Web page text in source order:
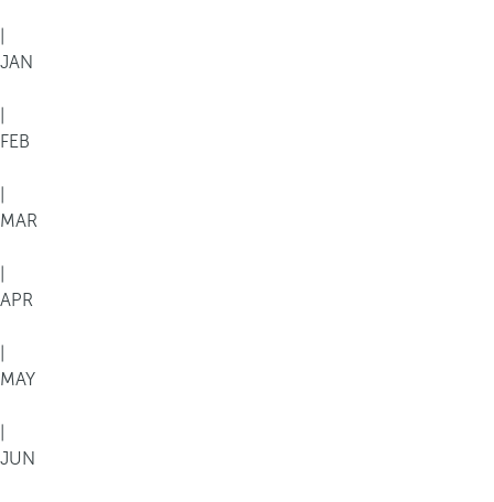
JAN
FEB
MAR
APR
MAY
JUN